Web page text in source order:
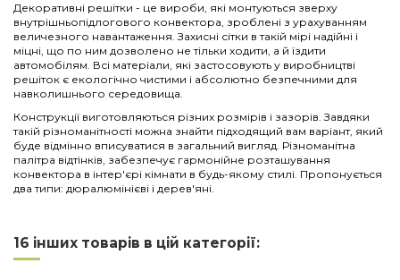
Декоративні решітки - це вироби, які монтуються зверху
внутрішньопідлогового конвектора, зроблені з урахуванням
величезного навантаження. Захисні сітки в такій мірі надійні і
міцні, що по ним дозволено не тільки ходити, а й їздити
автомобілям. Всі матеріали, які застосовують у виробництві
решіток є екологічно чистими і абсолютно безпечними для
навколишнього середовища.
Конструкції виготовляються різних розмірів і зазорів. Завдяки
такій різноманітності можна знайти підходящий вам варіант, який
буде відмінно вписуватися в загальний вигляд. Різноманітна
палітра відтінків, забезпечує гармонійне розташування
конвектора в інтер'єрі кімнати в будь-якому стилі. Пропонується
два типи: дюралюмінієві і дерев'яні.
Ширина
300
16 інших товарів в цій категорії: